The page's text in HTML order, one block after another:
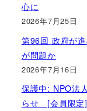
心に
2026年7月25日
第96回 政府が
が問題か
2026年7月16日
保護中: NPO法
らせ [会員限定]